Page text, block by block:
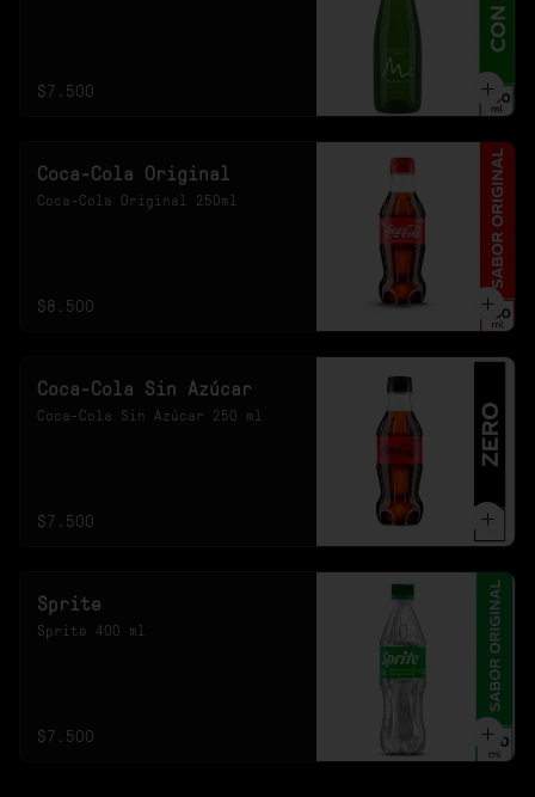
$7.500
Coca-Cola Original
Coca-Cola Original 250ml
$8.500
Coca-Cola Sin Azúcar
Coca-Cola Sin Azúcar 250 ml
$7.500
Sprite
Sprite 400 ml
$7.500